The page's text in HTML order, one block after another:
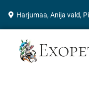
Harjumaa, Anija vald,